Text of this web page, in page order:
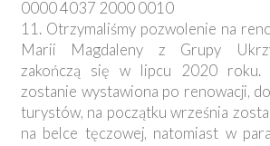
0000 4037 2000 0010
11. Otrzymaliśmy pozwolenie na
Marii Magdaleny z Grupy
zakończą się w lipcu 2020 roku.
zostanie wystawiona po renowacji,
turystów, na początku września
na belce tęczowej, natomiast w